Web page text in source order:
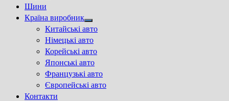
Шини
Країна виробник
Show
sub
menu
Китайські авто
Німецькі авто
Корейські авто
Японські авто
Французькі авто
Європейські авто
Контакти